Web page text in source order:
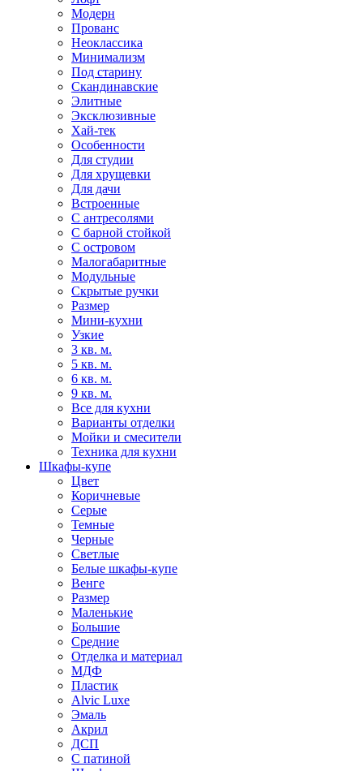
Модерн
Прованс
Неоклассика
Минимализм
Под старину
Скандинавские
Элитные
Эксклюзивные
Хай-тек
Особенности
Для студии
Для хрущевки
Для дачи
Встроенные
С антресолями
С барной стойкой
С островом
Малогабаритные
Модульные
Скрытые ручки
Размер
Мини-кухни
Узкие
3 кв. м.
5 кв. м.
6 кв. м.
9 кв. м.
Все для кухни
Варианты отделки
Мойки и смесители
Техника для кухни
Шкафы-купе
Цвет
Коричневые
Серые
Темные
Черные
Светлые
Белые шкафы-купе
Венге
Размер
Маленькие
Большие
Средние
Отделка и материал
МДФ
Пластик
Alvic Luxe
Эмаль
Акрил
ДСП
С патиной